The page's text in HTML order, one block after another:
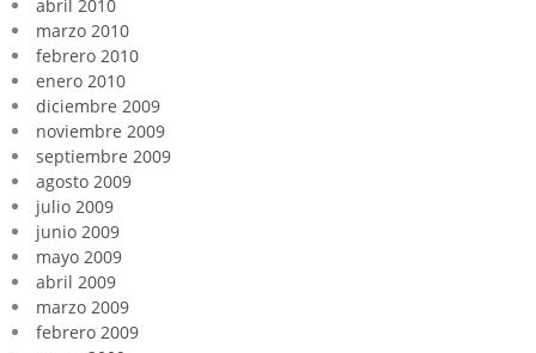
abril 2010
marzo 2010
febrero 2010
enero 2010
diciembre 2009
noviembre 2009
septiembre 2009
agosto 2009
julio 2009
junio 2009
mayo 2009
abril 2009
marzo 2009
febrero 2009